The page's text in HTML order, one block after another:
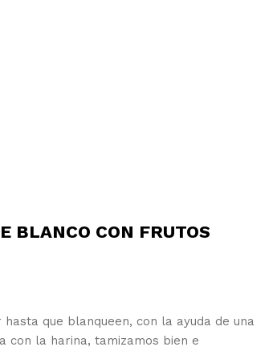
BLANCO CON FRUTOS
que blanqueen, con la ayuda de una
la harina, tamizamos bien e